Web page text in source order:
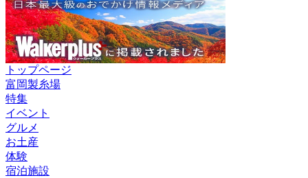
トップページ
富岡製糸場
特集
イベント
グルメ
お土産
体験
宿泊施設